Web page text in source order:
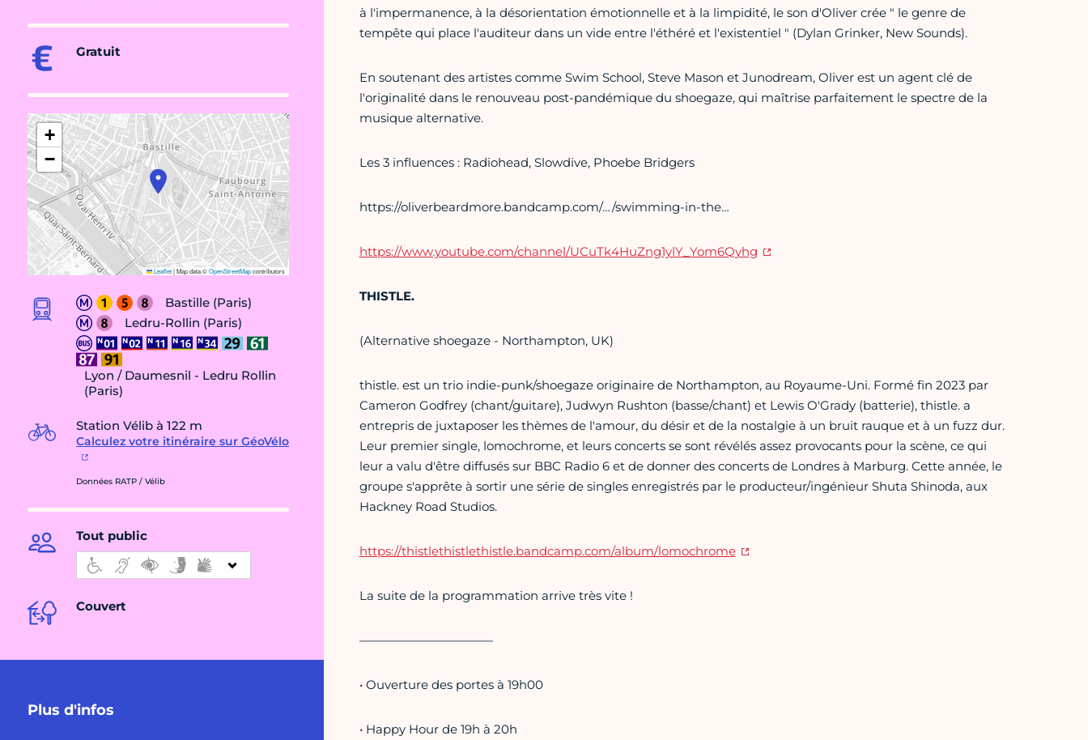
Gratuit
+
−
Leaflet|Map data ©OpenStreetMapcontributors
Bastille (Paris)
Ledru-Rollin (Paris)
Lyon / Daumesnil - Ledru Rollin
(Paris)
Station Vélib à 122 m
Calculez votre itinéraire sur GéoVélo
Données RATP / Vélib
Tout public
Couvert
Plus d'infos
à l'impermanence, à la désorientation émotionnelle et à la limpidité, le son d'Oliver crée " le genre de
tempête qui place l'auditeur dans un vide entre l'éthéré et l'existentiel " (Dylan Grinker, New Sounds).
En soutenant des artistes comme Swim School, Steve Mason et Junodream, Oliver est un agent clé de
l'originalité dans le renouveau post-pandémique du shoegaze, qui maîtrise parfaitement le spectre de la
musique alternative.
Les 3 influences : Radiohead, Slowdive, Phoebe Bridgers
https://oliverbeardmore.bandcamp.com/…/swimming-in-the…
https://www.youtube.com/channel/UCuTk4HuZng1ylY_Yom6Qyhg
THISTLE.
(Alternative shoegaze - Northampton, UK)
thistle. est un trio indie-punk/shoegaze originaire de Northampton, au Royaume-Uni. Formé fin 2023 par
Cameron Godfrey (chant/guitare), Judwyn Rushton (basse/chant) et Lewis O'Grady (batterie), thistle. a
entrepris de juxtaposer les thèmes de l'amour, du désir et de la nostalgie à un bruit rauque et à un fuzz dur.
Leur premier single, lomochrome, et leurs concerts se sont révélés assez provocants pour la scène, ce qui
leur a valu d'être diffusés sur BBC Radio 6 et de donner des concerts de Londres à Marburg. Cette année, le
groupe s'apprête à sortir une série de singles enregistrés par le producteur/ingénieur Shuta Shinoda, aux
Hackney Road Studios.
https://thistlethistlethistle.bandcamp.com/album/lomochrome
La suite de la programmation arrive très vite !
———————————
• Ouverture des portes à 19h00
• Happy Hour de 19h à 20h